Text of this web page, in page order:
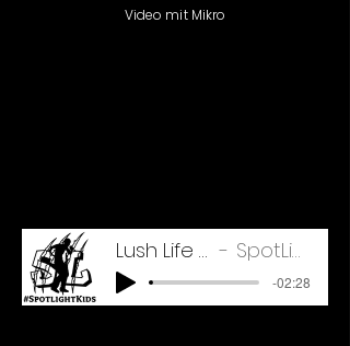
Video mit Mikro
Lush Life +2HT Playback SpotLight Kids Übefile
-02:28